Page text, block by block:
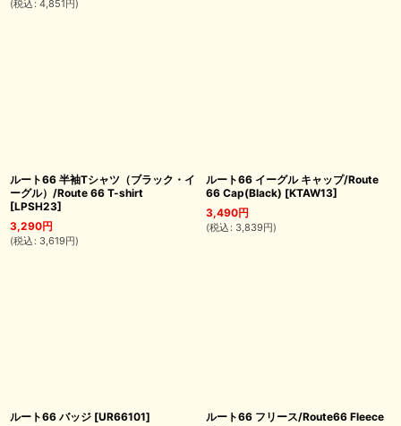
(税込 : 4,851 円 )
ルート66 半袖Tシャツ（ブラック・イ
ーグル）/Route 66 T-shirt
[LPSH23]
3,290円
(税込 : 3,619円)
ルート66 イーグル キャップ/Route
66 Cap(Black) [KTAW13]
3,490円
(税込 : 3,839円)
ルート66 バッジ [UR66101]
ルート66 フリース/Route66 Fleece